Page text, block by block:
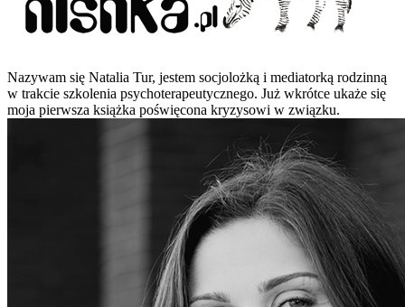
Nazywam się Natalia Tur, jestem socjolożką i mediatorką rodzinną
w trakcie szkolenia psychoterapeutycznego. Już wkrótce ukaże się
moja pierwsza książka poświęcona kryzysowi w związku.